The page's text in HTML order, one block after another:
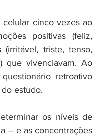
cinco vezes ao
positivas (feliz,
(irritável, triste, tenso,
que vivenciavam. Ao
retroativo
estudo.
os níveis de
– e as concentrações